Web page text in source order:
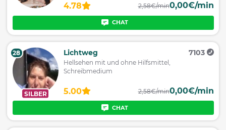
4.78 2,58€/min0,00€/min
CHAT
SILBER
28 Lichtweg 7103
Hellsehen mit und ohne Hilfsmittel,
Schreibmedium
5.00 2,58€/min0,00€/min
CHAT